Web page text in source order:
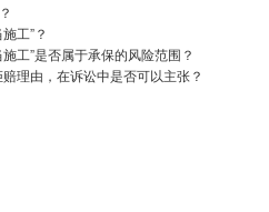
工”？
工”是否属于承保的风险范围？
理由，在诉讼中是否可以主张？